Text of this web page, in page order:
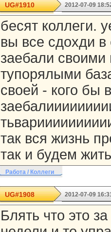
UG#1910 2012-07-09
бесят коллеги.
вы все сдохди
заебали
тупорялыми
своей - кого бы
так вся жизнь
так и будем
Работа / Коллеги
UG#1908 2012-07-09
Блять что это